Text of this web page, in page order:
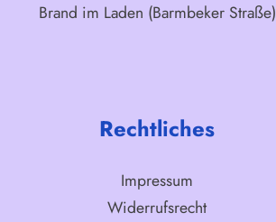
Brand im Laden (Barmbeker Straße)
Rechtliches
Impressum
Widerrufsrecht